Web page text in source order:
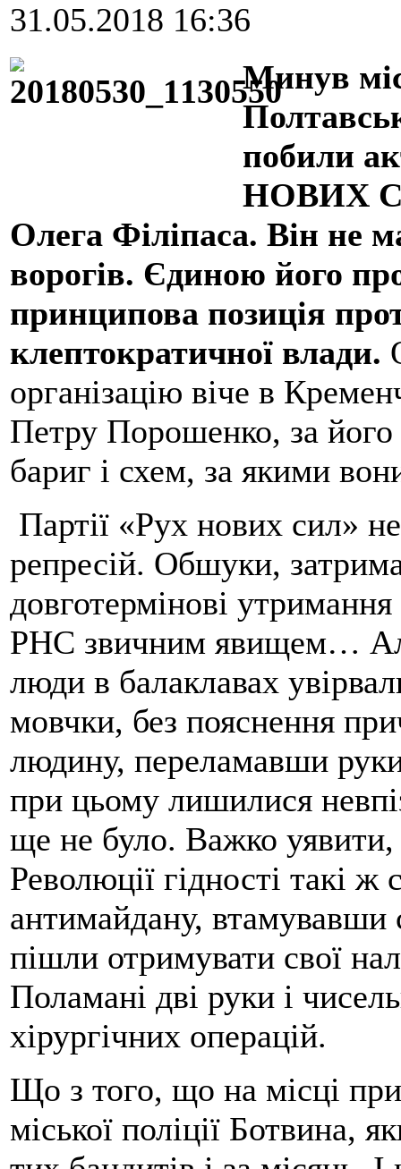
31.05.2018 16:36
Минув
побили
НОВИХ
Олега Філіпаса. Він не
ворогів. Єдиною його
принципова позиція
клептократичної влади.
організацію віче в
Петру Порошенко, за його
бариг і схем, за якими
Партії «Рух нових сил»
репресій. Обшуки,
довготермінові
РНС звичним явищем…
люди в балаклавах
мовчки, без пояснення
людину, переламавши
при цьому лишилися
ще не було. Важко
Революції гідності такі ж
антимайдану, втамувавши
пішли отримувати свої
Поламані дві руки і
хірургічних операцій.
Що з того, що на місці
міської поліції Ботвина,